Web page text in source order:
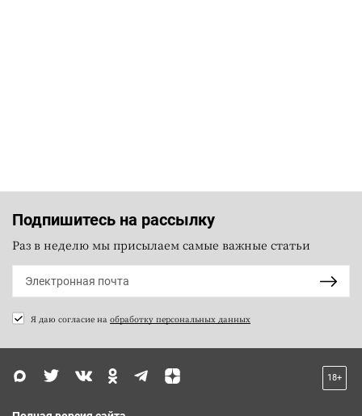
Подпишитесь на рассылку
Раз в неделю мы присылаем самые важные статьи
Я даю согласие на обработку персональных данных
18+